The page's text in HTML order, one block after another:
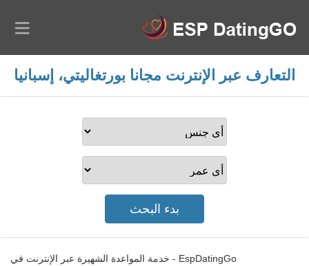
التعارف عبر الإنترنت مجانا بورتغاليتي، إسبانيا
EspDatingGo - خدمة المواعدة الشهيرة عبر الإنترنت في